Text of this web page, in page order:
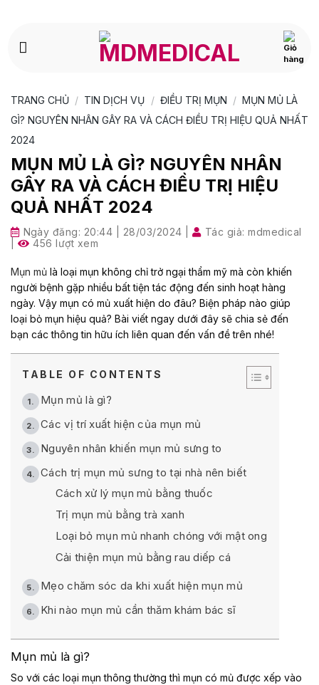
dung
TRANG CHỦ / TIN DỊCH VỤ / ĐIỀU TRỊ MỤN / MỤN MỦ LÀ
GÌ? NGUYÊN NHÂN GÂY RA VÀ CÁCH ĐIỀU TRỊ HIỆU QUẢ NHẤT
2024
MỤN MỦ LÀ GÌ? NGUYÊN NHÂN
GÂY RA VÀ CÁCH ĐIỀU TRỊ HIỆU
QUẢ NHẤT 2024
Ngày đăng: 20:44 | 28/03/2024 | Tác giả:mdmedical
456 lượt xem
Mụn mủ là loại mụn không chỉ trở ngại thẩm mỹ mà còn khiến
người bệnh gặp nhiều bất tiện tác động đến sinh hoạt hàng
ngày. Vậy mụn có mủ xuất hiện do đâu? Biện pháp nào giúp
loại bỏ mụn hiệu quả? Bài viết ngay dưới đây sẽ chia sẻ đến
bạn các thông tin hữu ích liên quan đến vấn đề trên nhé!
TABLE OF CONTENTS
Mụn mủ là gì?
Các vị trí xuất hiện của mụn mủ
Nguyên nhân khiến mụn mủ sưng to
Cách trị mụn mủ sưng to tại nhà nên biết
Cách xử lý mụn mủ bằng thuốc
Trị mụn mủ bằng trà xanh
Loại bỏ mụn mủ nhanh chóng với mật ong
Cải thiện mụn mủ bằng rau diếp cá
Mẹo chăm sóc da khi xuất hiện mụn mủ
Khi nào mụn mủ cần thăm khám bác sĩ
Mụn mủ là gì?
So với các loại mụn thông thường thì mụn có mủ được xếp vào